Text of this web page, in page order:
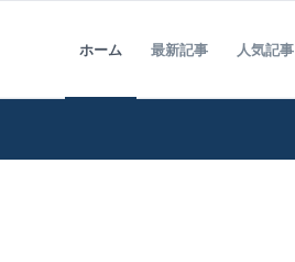
ホーム 最新記事 人気記事